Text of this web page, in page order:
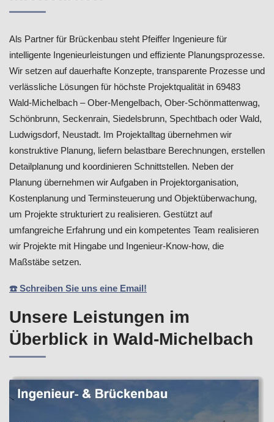
Als Partner für Brückenbau steht Pfeiffer Ingenieure für
intelligente Ingenieurleistungen und effiziente Planungsprozesse.
Wir setzen auf dauerhafte Konzepte, transparente Prozesse und
verlässliche Lösungen für höchste Projektqualität in 69483
Wald-Michelbach – Ober-Mengelbach, Ober-Schönmattenwag,
Schönbrunn, Seckenrain, Siedelsbrunn, Spechtbach oder Wald,
Ludwigsdorf, Neustadt. Im Projektalltag übernehmen wir
konstruktive Planung, liefern belastbare Berechnungen, erstellen
Detailplanung und koordinieren Schnittstellen. Neben der
Planung übernehmen wir Aufgaben in Projektorganisation,
Kostenplanung und Terminsteuerung und Objektüberwachung,
um Projekte strukturiert zu realisieren. Gestützt auf
umfangreiche Erfahrung und ein kompetentes Team realisieren
wir Projekte mit Hingabe und Ingenieur-Know-how, die
Maßstäbe setzen.
☎️ Schreiben Sie uns eine Email!
Unsere Leistungen im
Überblick in Wald-Michelbach